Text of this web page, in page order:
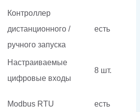
Контроллер
дистанционного /
ручного запуска
есть
Настраиваемые
цифровые входы
8 шт.
Modbus RTU есть